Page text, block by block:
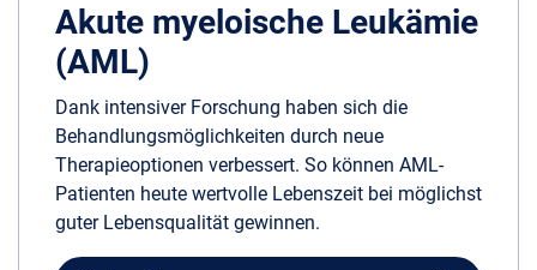
Akute myeloische Leukämie
(AML)
Dank intensiver Forschung haben sich die
Behandlungsmöglichkeiten durch neue
Therapieoptionen verbessert. So können AML-
Patienten heute wertvolle Lebenszeit bei möglichst
guter Lebensqualität gewinnen.